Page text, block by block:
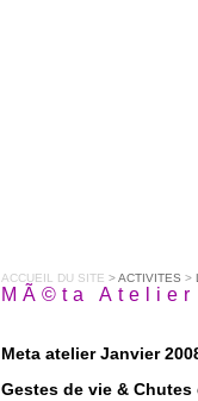
ACCUEIL DU SITE >ACTIVITES >
MÃ©ta Atelier
Meta atelier Janvier
Gestes de vie &